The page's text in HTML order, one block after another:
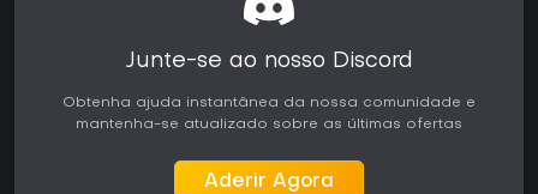
Junte-se ao nosso Discord
Obtenha ajuda instantânea da nossa comunidade e
mantenha-se atualizado sobre as últimas ofertas
Aderir Agora